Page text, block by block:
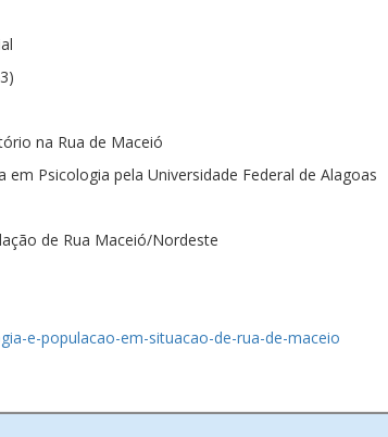
na Rua de Maceió
Psicologia pela Universidade Federal de Alagoas
de Rua Maceió/Nordeste
e-populacao-em-situacao-de-rua-de-maceio